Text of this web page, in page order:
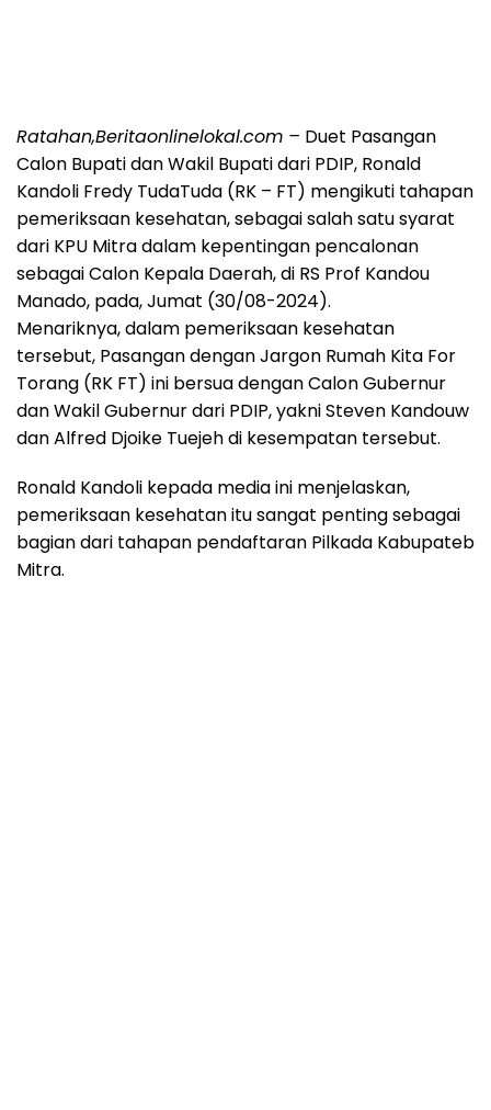
Ratahan,Beritaonlinelokal.com – Duet Pasangan
Calon Bupati dan Wakil Bupati dari PDIP, Ronald
Kandoli Fredy TudaTuda (RK – FT) mengikuti tahapan
pemeriksaan kesehatan, sebagai salah satu syarat
dari KPU Mitra dalam kepentingan pencalonan
sebagai Calon Kepala Daerah, di RS Prof Kandou
Manado, pada, Jumat (30/08-2024).
Menariknya, dalam pemeriksaan kesehatan
tersebut, Pasangan dengan Jargon Rumah Kita For
Torang (RK FT) ini bersua dengan Calon Gubernur
dan Wakil Gubernur dari PDIP, yakni Steven Kandouw
dan Alfred Djoike Tuejeh di kesempatan tersebut.
Ronald Kandoli kepada media ini menjelaskan,
pemeriksaan kesehatan itu sangat penting sebagai
bagian dari tahapan pendaftaran Pilkada Kabupateb
Mitra.